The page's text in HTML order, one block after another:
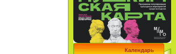
Календарь